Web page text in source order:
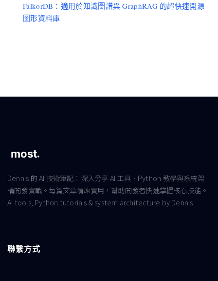
FalkorDB：適用於知識圖譜與 GraphRAG 的超快速開源
圖形資料庫
Dennis 的 AI 技術筆記：深入分享 AI 工具、Python 教學與系統架
構開發實戰。每篇文章精煉實用，幫助開發者快速掌握核心技能。
AI tools, Python tutorials & system architecture by Dennis.
聯繫方式